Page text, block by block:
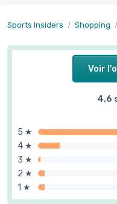
Sports Insiders Shopping
Voir
4,6
5 ★
4 ★
3 ★
2 ★
1 ★